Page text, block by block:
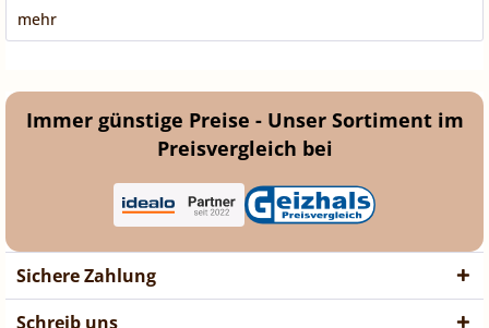
mehr
Immer günstige Preise - Unser Sortiment im
Preisvergleich bei
Sichere Zahlung
Schreib uns